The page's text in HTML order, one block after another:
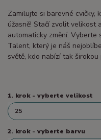
Zamilujte si barevné cvičky,
úžasně! Stačí zvolit velikost
automaticky změní. Vyberte
Talent, který je náš
světě, kdo nabízí tak
1. krok - vyberte velikost
2. krok - vyberte barvu